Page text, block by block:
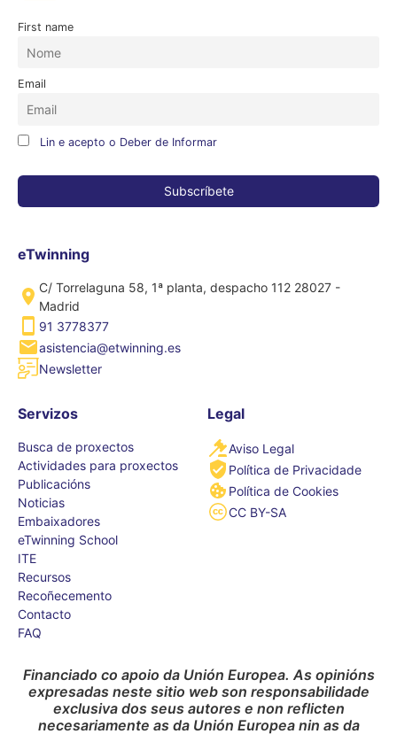
First name
Email
Lin e acepto o Deber de Informar
eTwinning
C/ Torrelaguna 58, 1ª planta, despacho 112 28027 -
Madrid
91 3778377
asistencia@etwinning.es
Newsletter
Servizos
Busca de proxectos
Actividades para proxectos
Publicacións
Noticias
Embaixadores
eTwinning School
ITE
Recursos
Recoñecemento
Contacto
FAQ
Legal
Aviso Legal
Política de Privacidade
Política de Cookies
CC BY-SA
Financiado co apoio da Unión Europea. As opinións
expresadas neste sitio web son responsabilidade
exclusiva dos seus autores e non reflicten
necesariamente as da Unión Europea nin as da